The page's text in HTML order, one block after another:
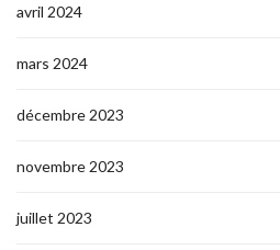
avril 2024
mars 2024
décembre 2023
novembre 2023
juillet 2023